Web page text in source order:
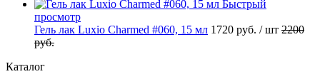
Быстрый
просмотр
Гель лак Luxio Charmed #060, 15 мл 1720 руб. / шт 2200
руб.
Каталог